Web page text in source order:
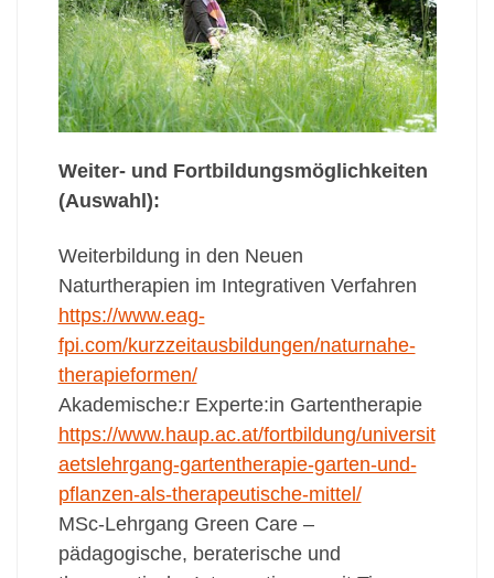
Weiter- und Fortbildungsmöglichkeiten
(Auswahl):
Weiterbildung in den Neuen
Naturtherapien im Integrativen Verfahren
https://www.eag-
fpi.com/kurzzeitausbildungen/naturnahe-
therapieformen/
Akademische:r Experte:in Gartentherapie
https://www.haup.ac.at/fortbildung/universit
aetslehrgang-gartentherapie-garten-und-
pflanzen-als-therapeutische-mittel/
MSc-Lehrgang Green Care –
pädagogische, beraterische und